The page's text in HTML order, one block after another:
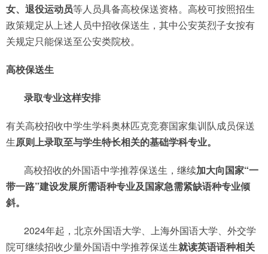
女、退役运动员等人员具备高校保送资格。高校可按照招生
政策规定从上述人员中招收保送生，其中公安英烈子女按有
关规定只能保送至公安类院校。
高校保送生
录取专业这样安排
有关高校招收中学生学科奥林匹克竞赛国家集训队成员保送
生原则上录取至与学生特长相关的基础学科专业。
高校招收的外国语中学推荐保送生，继续加大向国家“一
带一路”建设发展所需语种专业及国家急需紧缺语种专业倾
斜。
2024年起，北京外国语大学、上海外国语大学、外交学
院可继续招收少量外国语中学推荐保送生就读英语语种相关